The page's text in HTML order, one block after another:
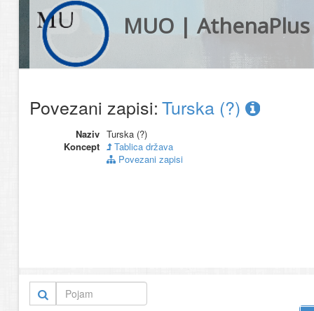
MUO | AthenaPlus
Povezani zapisi:Turska (?)
Naziv Turska (?)
Koncept
Tablica država
Povezani zapisi